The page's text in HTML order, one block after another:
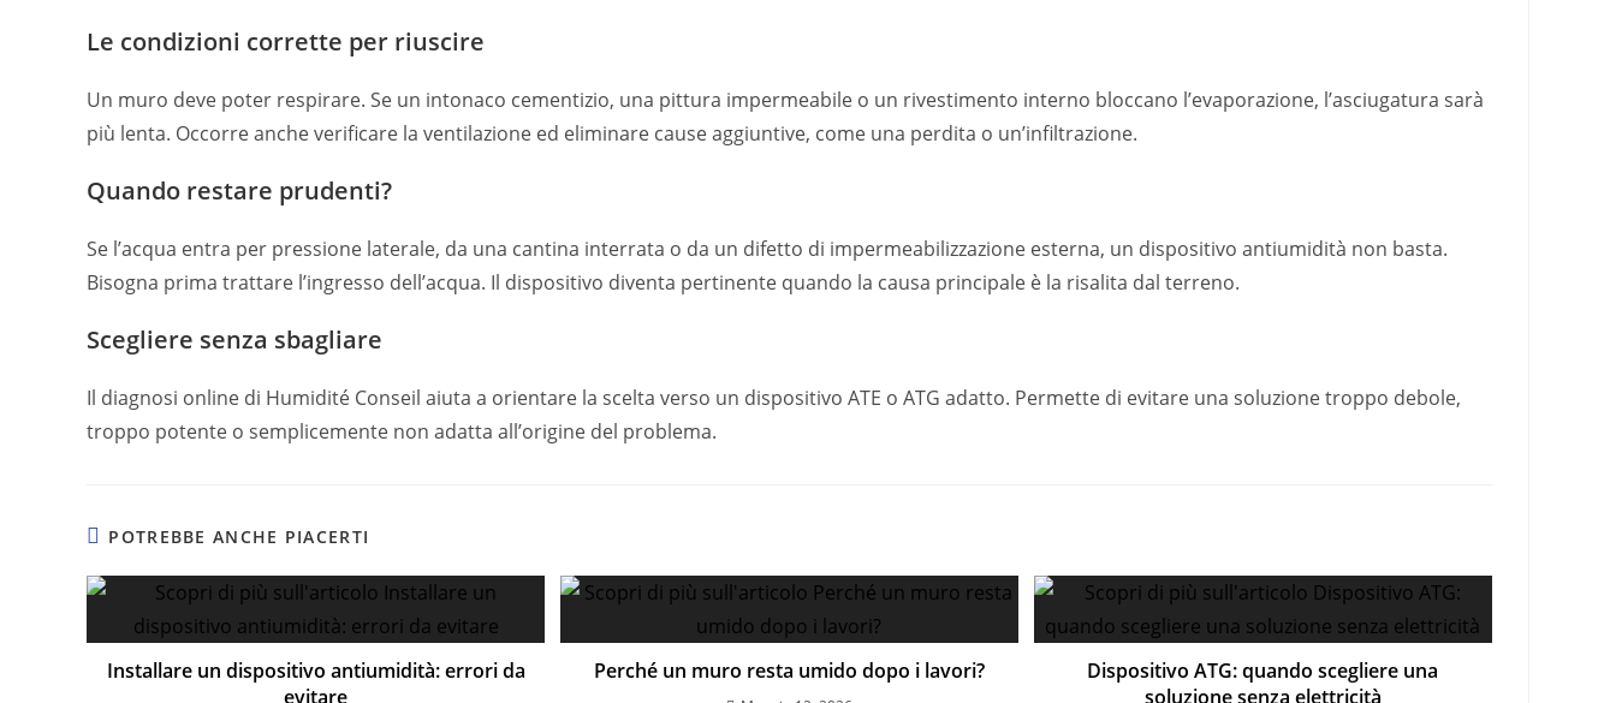
Le condizioni corrette per riuscire
Un muro deve poter respirare. Se un intonaco cementizio, una pittura impermeabile o un rivestimento interno bloccano l’evaporazione, l’asciugatura sarà
più lenta. Occorre anche verificare la ventilazione ed eliminare cause aggiuntive, come una perdita o un’infiltrazione.
Quando restare prudenti?
Se l’acqua entra per pressione laterale, da una cantina interrata o da un difetto di impermeabilizzazione esterna, un dispositivo antiumidità non basta.
Bisogna prima trattare l’ingresso dell’acqua. Il dispositivo diventa pertinente quando la causa principale è la risalita dal terreno.
Scegliere senza sbagliare
Il diagnosi online di Humidité Conseil aiuta a orientare la scelta verso un dispositivo ATE o ATG adatto. Permette di evitare una soluzione troppo debole,
troppo potente o semplicemente non adatta all’origine del problema.
POTREBBE ANCHE PIACERTI
Installare un dispositivo antiumidità: errori da
evitare
Perché un muro resta umido dopo i lavori?
Dispositivo ATG: quando scegliere una
soluzione senza elettricità